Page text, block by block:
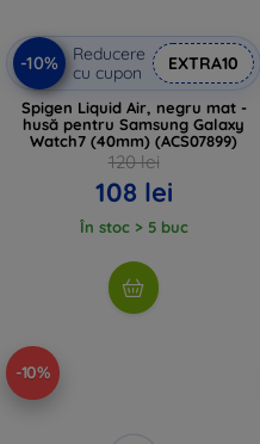
-10%
Reducere
cu cupon
EXTRA10
Spigen Liquid Air, negru mat -
husă pentru Samsung Galaxy
Watch7 (40mm) (ACS07899)
120 lei
108 lei
În stoc > 5 buc
-10%